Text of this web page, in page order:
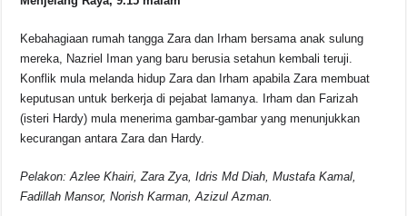
Kebahagiaan rumah tangga Zara dan Irham bersama anak sulung
mereka, Nazriel Iman yang baru berusia setahun kembali teruji.
Konflik mula melanda hidup Zara dan Irham apabila Zara membuat
keputusan untuk berkerja di pejabat lamanya. Irham dan Farizah
(isteri Hardy) mula menerima gambar-gambar yang menunjukkan
kecurangan antara Zara dan Hardy.
Pelakon: Azlee Khairi, Zara Zya, Idris Md Diah, Mustafa Kamal,
Fadillah Mansor, Norish Karman, Azizul Azman.